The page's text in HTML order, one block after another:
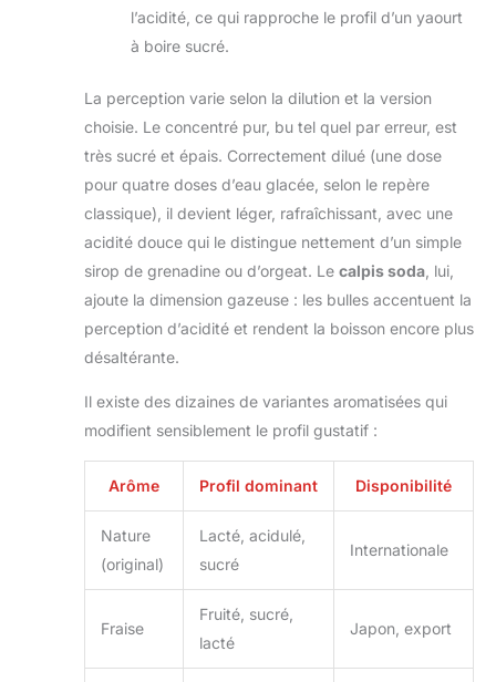
l’acidité, ce qui rapproche le profil d’un yaourt
à boire sucré.
La perception varie selon la dilution et la version
choisie. Le concentré pur, bu tel quel par erreur, est
très sucré et épais. Correctement dilué (une dose
pour quatre doses d’eau glacée, selon le repère
classique), il devient léger, rafraîchissant, avec une
acidité douce qui le distingue nettement d’un simple
sirop de grenadine ou d’orgeat. Le calpis soda , lui,
ajoute la dimension gazeuse : les bulles accentuent la
perception d’acidité et rendent la boisson encore plus
désaltérante.
Il existe des dizaines de variantes aromatisées qui
modifient sensiblement le profil gustatif :
Arôme Profil dominant Disponibilité
Nature
(original)
Lacté, acidulé,
sucré
Internationale
Fraise
Fruité, sucré,
lacté
Japon, export